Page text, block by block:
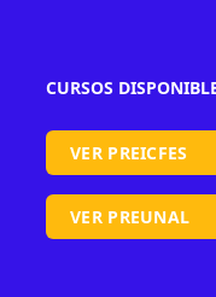
CURSOS
VER PREICFES
VER PREUNAL